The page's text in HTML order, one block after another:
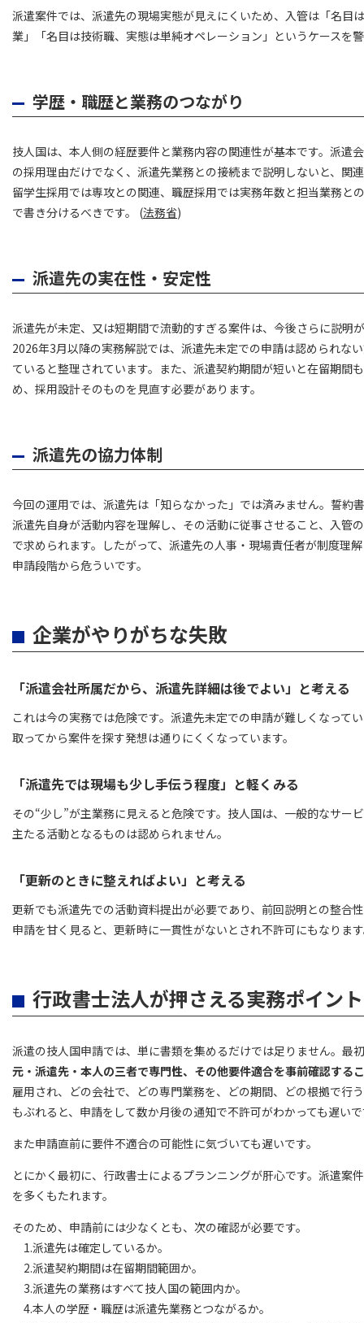
派遣案件では、派遣先の現場実態が見えにくいため、入管は「名目
業」「名目は技術職、実態は単純オペレーション」というケースを
学歴・職歴と業務のつながり
技人国は、本人側の経歴要件と業務内容の関連性が基本です。派遣
の採用理由だけでなく、派遣先業務との接続まで説明しないと、関
留学生採用では専攻との関連、職歴採用では実務年数と担当業務と
で書き分けるべきです。 (法務省)
派遣先の実在性・安定性
派遣先が未定、又は短期間で流動的すぎる案件は、今後さらに説明
2026年3月以降の実務解説では、派遣先未定での申請は認められな
ていると整理されています。また、派遣契約期間が短いと在留期間
め、採用設計そのものを見直す必要があります。
派遣先の協力体制
今回の運用では、派遣先は「知らなかった」では済みません。誓約
派遣先自身が活動内容を理解し、その活動に従事させること、入管
で求められます。したがって、派遣先の人事・現場責任者が制度理
申請段階から危ういです。
企業がやりがちな失敗
「派遣会社所属だから、派遣先詳細は後でよい」と考える
これは今の実務では危険です。派遣先未定での申請が難しくなって
取ってから案件を探す発想は通りにくくなっています。
「派遣先では現場も少し手伝う程度」と軽くみる
その“少し”が主業務に見えると危険です。技人国は、一般的なサー
主たる活動となるものは認められません。
「更新のときに整えればよい」と考える
更新でも派遣先での活動資料提出が必要であり、前回説明との整合
申請を甘く見ると、更新時に一貫性がないとされ不許可にもなりま
行政書士法人が押さえる実務ポイント
派遣の技人国申請では、単に書類を集めるだけでは足りません。最
元・派遣先・本人の三者で専門性、その他要件適合を事前確認する
雇用され、どの会社で、どの専門業務を、どの期間、どの根拠で行
もぶれると、申請をして数か月後の通知で不許可がわかっても遅い
また申請直前に要件不適合の可能性に気づいても遅いです。
とにかく最初に、行政書士によるプランニングが肝心です。派遣案
を多くもたれます。
そのため、申請前には少なくとも、次の確認が必要です。
1.派遣先は確定しているか。
2.派遣契約期間は在留期間範囲か。
3.派遣先の業務はすべて技人国の範囲内か。
4.本人の学歴・職歴は派遣先業務とつながるか。